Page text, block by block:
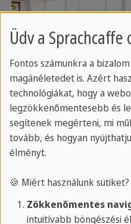
Üdv a Sprachcaffe
Fontos számunkra a
magánéletedet is. Azért
technológiákat, hogy a
legzökkenőmentesebb és
segítenek megérteni, mi
tovább, és hogyan
élményt.
🍪 Miért használunk sütiket?
Zökkenőmentes
intuitívabb böngészési